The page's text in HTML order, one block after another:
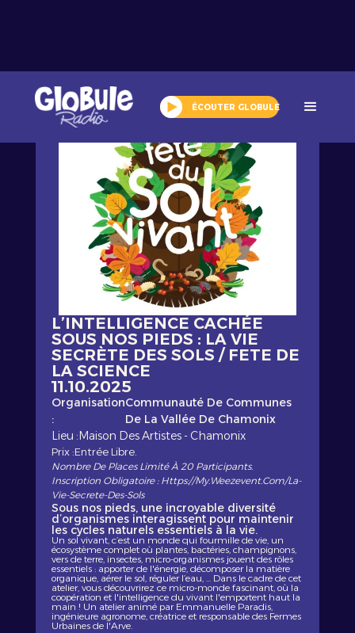
ÉCOUTER GLOBULE
Tout l'agenda
L’INTELLIGENCE CACHÉE
SOUS NOS PIEDS : LA VIE
SECRÈTE DES SOLS / FETE DE
LA SCIENCE
11.10.2025
Organisation
:
Communauté De Communes
De La Vallée De Chamonix
Lieu : Maison Des Artistes - Chamonix
Prix :Entrée Libre.
Nombre De Places Limité À 20 Participants.
Inscription Obligatoire : Https://my.weezevent.com/la-
Vie-Secrete-Des-Sols
Sous nos pieds, une incroyable diversité
d’organismes interagissent pour maintenir
les cycles naturels essentiels à la vie.
Un sol vivant, c’est un monde qui fourmille de vie, un
écosystème complet où plantes, bactéries, champignons,
vers de terre, insectes, micro-organismes jouent des rôles
essentiels : apporter de l'énergie, décomposer la matière
organique, aérer le sol, réguler l’eau, ... Dans le cadre de cet
atelier, vous découvrirez ce micro-monde fascinant, où la
coopération et l'intelligence du vivant l'emportent haut la
main ! Un atelier animé par Emmanuelle Paradis,
ingénieure agronome, créatrice et responsable des Fermes
Urbaines de l'Arve.